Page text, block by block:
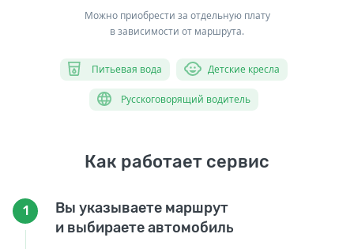
Можно приобрести за отдельную плату
в зависимости от маршрута.
Питьевая вода Детские кресла
Русскоговорящий водитель
Как работает сервис
1
Вы указываете маршрут
и выбираете автомобиль